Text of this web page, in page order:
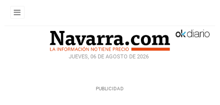
JUEVES, 06 DE AGOSTO DE 2026